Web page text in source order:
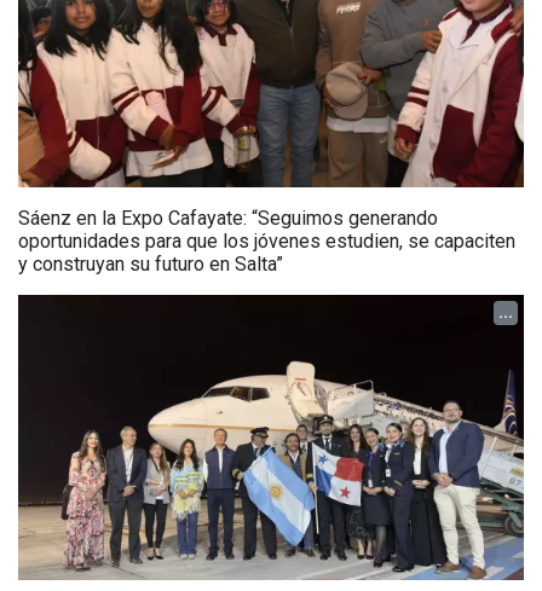
Sáenz en la Expo Cafayate: “Seguimos generando
oportunidades para que los jóvenes estudien, se capaciten
y construyan su futuro en Salta”
...